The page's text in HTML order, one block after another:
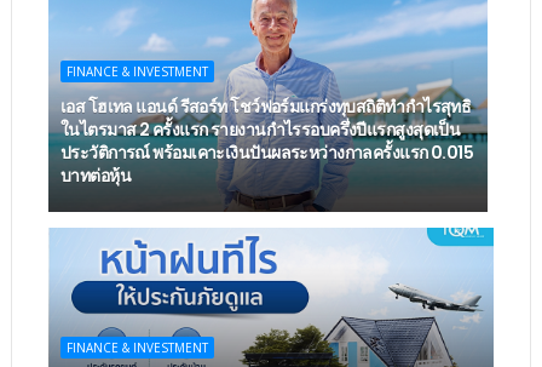
FINANCE & INVESTMENT
เอส โฮเทล แอนด์ รีสอร์ท โชว์ฟอร์มแกร่งทุบสถิติทำกำไรสุทธิ
ในไตรมาส 2 ครั้งแรก รายงานกำไรรอบครึ่งปีแรกสูงสุดเป็น
ประวัติการณ์ พร้อมเคาะเงินปันผลระหว่างกาลครั้งแรก 0.015
บาทต่อหุ้น
FINANCE & INVESTMENT